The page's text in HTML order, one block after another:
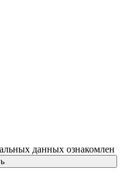
данных ознакомлен